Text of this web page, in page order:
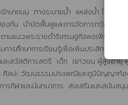
ษาถนน  ทางระบายน้ำ  แหล่งน้ำ ไฟฟ้าแส
งกัน  บำบัดฟื้นฟูและการจัดการทรัพยากร
มแนวพระราชดำริเศรษฐกิจพอเพียง
รศึกษาการเรียนรู้เพื่อเพิ่มประสิทธิภาพ
สวัสดิการสตรี  เด็ก  เยาวชน ผู้สูงอา
ศิลปะ วัฒนธรรมประเพณีและภูมิปัญญาท้
รกีฬาและนันทนาการ  ส่งเสริมและสนับส